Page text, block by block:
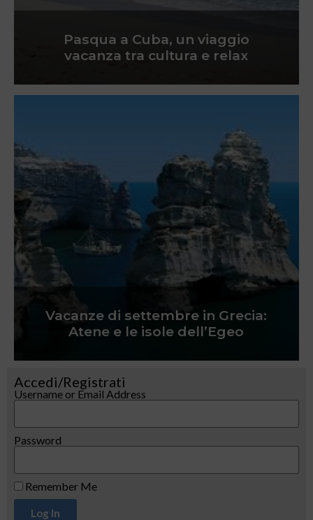
Pasqua a Cuba, un viaggio
vacanza tra cultura e relax
Vacanze di settembre in Grecia:
Atene e le isole dell’Egeo
Accedi/Registrati
Username or Email Address
Password
Remember Me
Log In